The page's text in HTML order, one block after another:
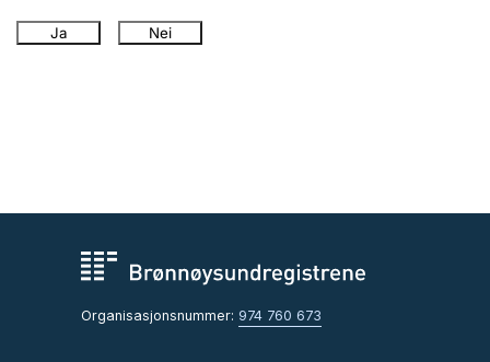
Ja Nei
Organisasjonsnummer: 974 760 673